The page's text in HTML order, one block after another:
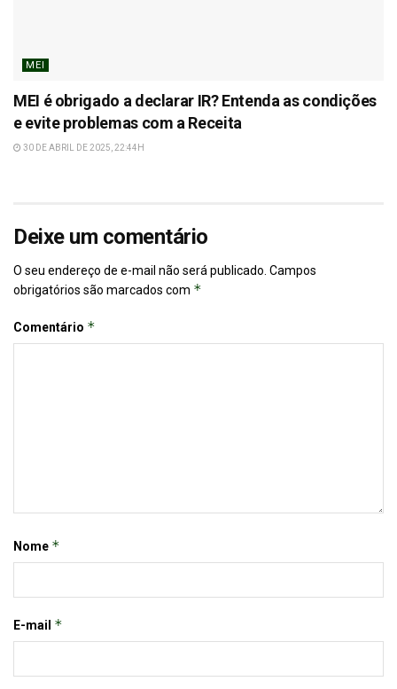
MEI
MEI é obrigado a declarar IR? Entenda as condições
e evite problemas com a Receita
30 DE ABRIL DE 2025, 22:44H
Deixe um comentário
O seu endereço de e-mail não será publicado. Campos
obrigatórios são marcados com *
Comentário *
Nome *
E-mail *